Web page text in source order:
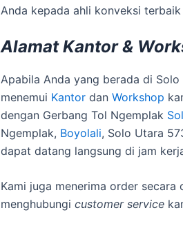
Anda kepada ahli konveksi
Alamat Kantor &
Apabila Anda yang berada di
menemui Kantor dan Workshop
dengan Gerbang Tol Ngemplak
Ngemplak, Boyolali, Solo Utara
dapat datang langsung di jam
Kami juga menerima order
menghubungi customer service